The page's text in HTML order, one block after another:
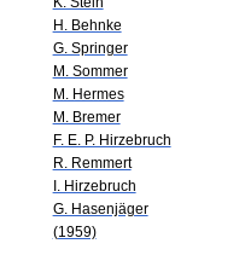
H. Behnke
G. Springer
M. Sommer
M. Hermes
M. Bremer
F. E. P. Hirzebruch
R. Remmert
I. Hirzebruch
G. Hasenjäger
(1959)